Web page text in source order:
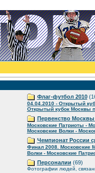
Флаг-футбол 2010
04.04.2010 - Открытый
Открытый кубок Москвы
Первенство Москвы
Московские Патриоты -
Московские Волки -
Чемпионат России
Финал 2008. Московские
Волки - Московские
Персоналии (69)
Фотографии людей,